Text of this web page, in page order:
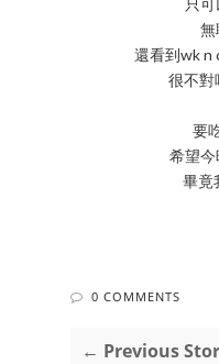
只
無
還看到wk n
很不對
要
希望今
畢竟
0 COMMENTS
← Previous